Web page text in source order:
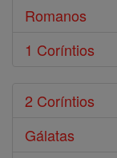
Romanos
1 Coríntios
2 Coríntios
Gálatas